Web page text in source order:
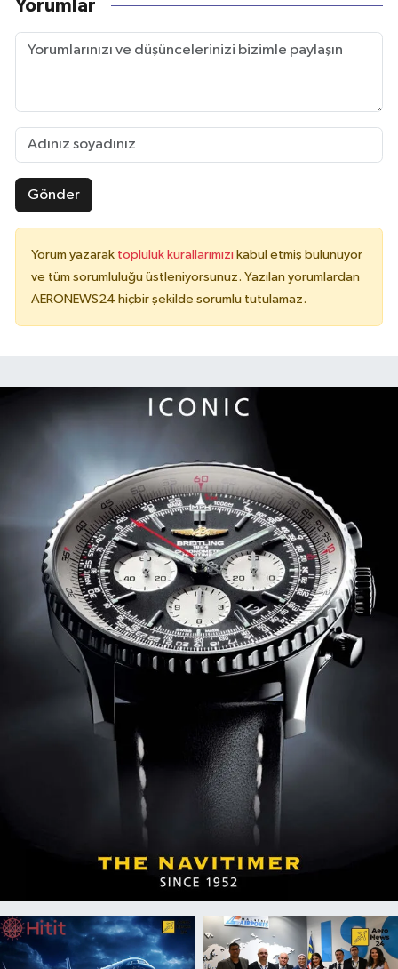
Yorumlar
Gönder
Yorum yazarak topluluk kurallarımızı kabul etmiş bulunuyor
ve tüm sorumluluğu üstleniyorsunuz. Yazılan yorumlardan
AERONEWS24 hiçbir şekilde sorumlu tutulamaz.